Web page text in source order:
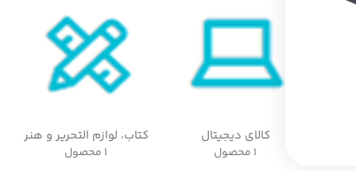
کالای دیجیتال
1 محصول
کتاب، لوازم التحریر و هنر
1 محصول